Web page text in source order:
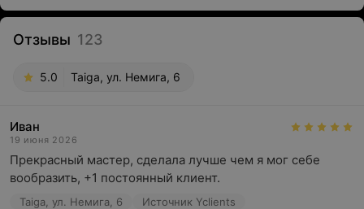
Отзывы 123
5.0 Taiga, ул. Немига, 6
Иван
19 июня 2026
Прекрасный мастер, сделала лучше чем я мог себе
вообразить, +1 постоянный клиент.
Taiga, ул. Немига, 6 Источник Yclients